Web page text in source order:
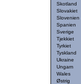
Skotland
Slovakiet
Slovenien
Spanien
Sverige
Tjekkiet
Tyrkiet
Tyskland
Ukraine
Ungarn
Wales
Østrig